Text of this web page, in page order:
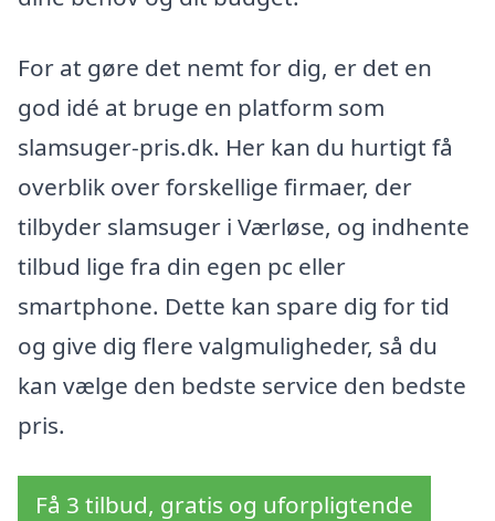
For at gøre det nemt for dig, er det en
god idé at bruge en platform som
slamsuger-pris.dk. Her kan du hurtigt få
overblik over forskellige firmaer, der
tilbyder slamsuger i Værløse, og indhente
tilbud lige fra din egen pc eller
smartphone. Dette kan spare dig for tid
og give dig flere valgmuligheder, så du
kan vælge den bedste service den bedste
pris.
Få 3 tilbud, gratis og uforpligtende